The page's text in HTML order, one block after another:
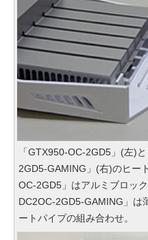
「GTX950-OC-2GD5」(左)
2GD5-GAMING」(右)のヒー
OC-2GD5」はアルミブロッ
DC2OC-2GD5-GAMING」は
ートパイプの組み合わせ。